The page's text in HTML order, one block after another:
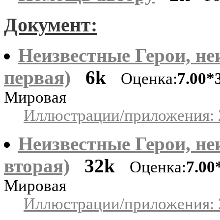
Документ:
Неизвестные Герои,
первая)
6k Оценка:
Мировая
Иллюстрации/приложения:
Неизвестные Герои,
вторая)
32k Оценка:
Мировая
Иллюстрации/приложения: